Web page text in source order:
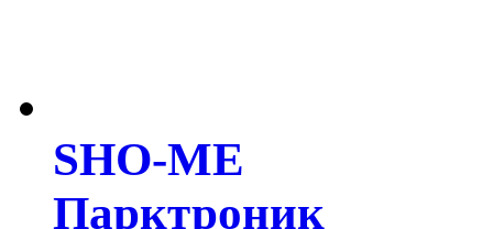
SHO-ME
Парктроник